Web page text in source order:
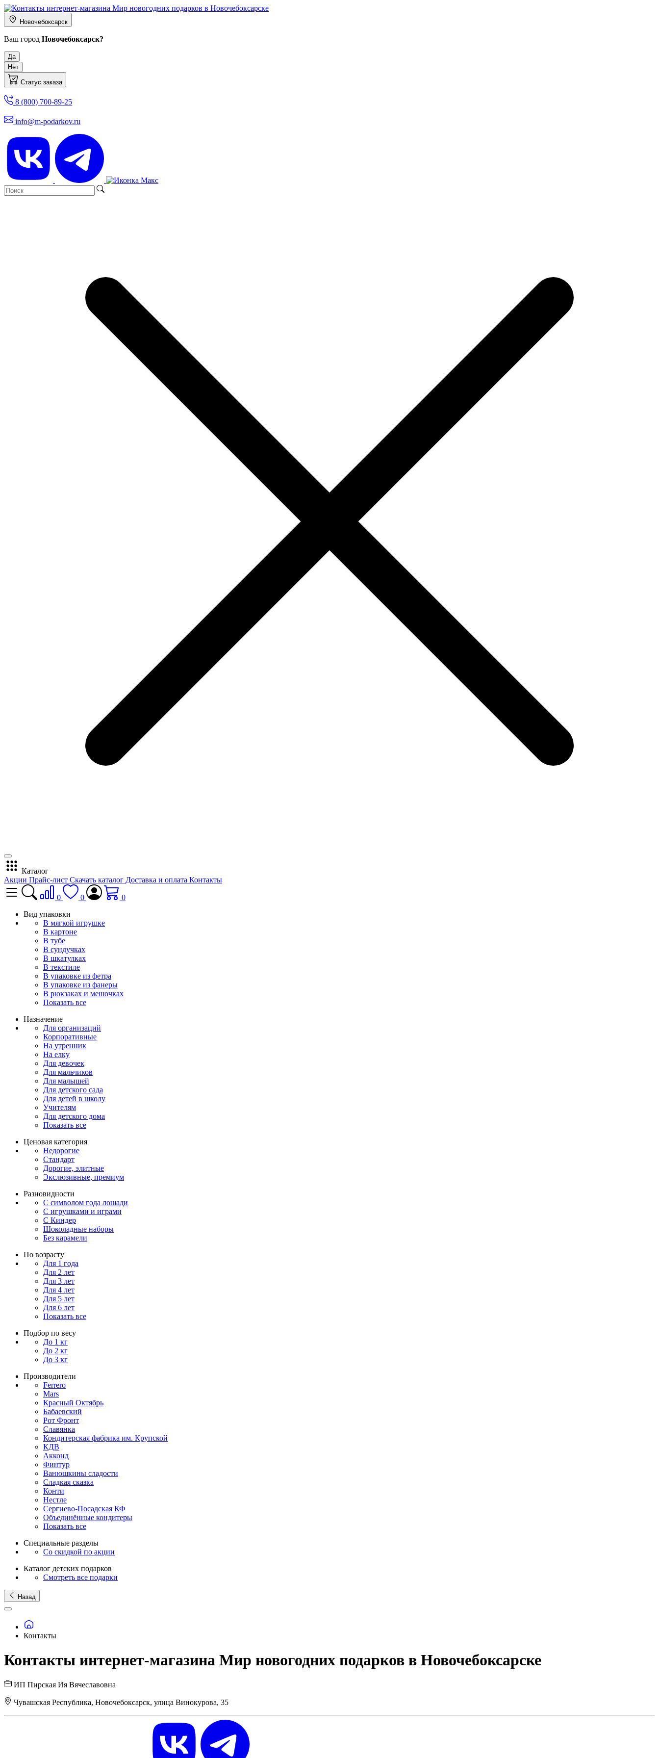
Новочебоксарск
Ваш город Новочебоксарск?
Да
Нет
Статус заказа
8 (800) 700-89-25
info@m-podarkov.ru
Каталог
Акции Прайс-лист Скачать каталог Доставка и оплата Контакты
0 0
0
Вид упаковки
В мягкой игрушке
В картоне
В тубе
В сундучках
В шкатулках
В текстиле
В упаковке из фетра
В упаковке из фанеры
В рюкзаках и мешочках
Показать все
Назначение
Для организаций
Корпоративные
На утренник
На елку
Для девочек
Для мальчиков
Для малышей
Для детского сада
Для детей в школу
Учителям
Для детского дома
Показать все
Ценовая категория
Недорогие
Стандарт
Дорогие, элитные
Экслюзивные, премиум
Разновидности
С символом года лошади
С игрушками и играми
С Киндер
Шоколадные наборы
Без карамели
По возрасту
Для 1 года
Для 2 лет
Для 3 лет
Для 4 лет
Для 5 лет
Для 6 лет
Показать все
Подбор по весу
До 1 кг
До 2 кг
До 3 кг
Производители
Ferrero
Mars
Красный Октябрь
Бабаевский
Рот Фронт
Славянка
Кондитерская фабрика им. Крупской
КДВ
Акконд
Финтур
Ванюшкины сладости
Сладкая сказка
Конти
Нестле
Сергиево-Посадская КФ
Объединённые кондитеры
Показать все
Специальные разделы
Со скидкой по акции
Каталог детских подарков
Смотреть все подарки
Назад
Контакты
Контакты интернет-магазина Мир новогодних подарков в Новочебоксарске
ИП Пирская Ия Вячеславовна
Чувашская Республика, Новочебоксарск, улица Винокурова, 35